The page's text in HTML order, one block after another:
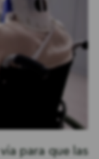
para que las